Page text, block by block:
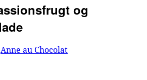
og
Anne au Chocolat